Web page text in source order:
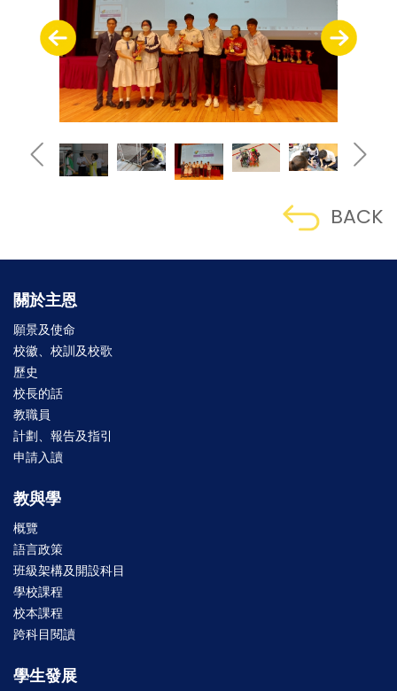
BACK
關於主恩
願景及使命
校徽、校訓及校歌
歷史
校長的話
教職員
計劃、報告及指引
申請入讀
教與學
概覽
語言政策
班級架構及開設科目
學校課程
校本課程
跨科目閱讀
學生發展